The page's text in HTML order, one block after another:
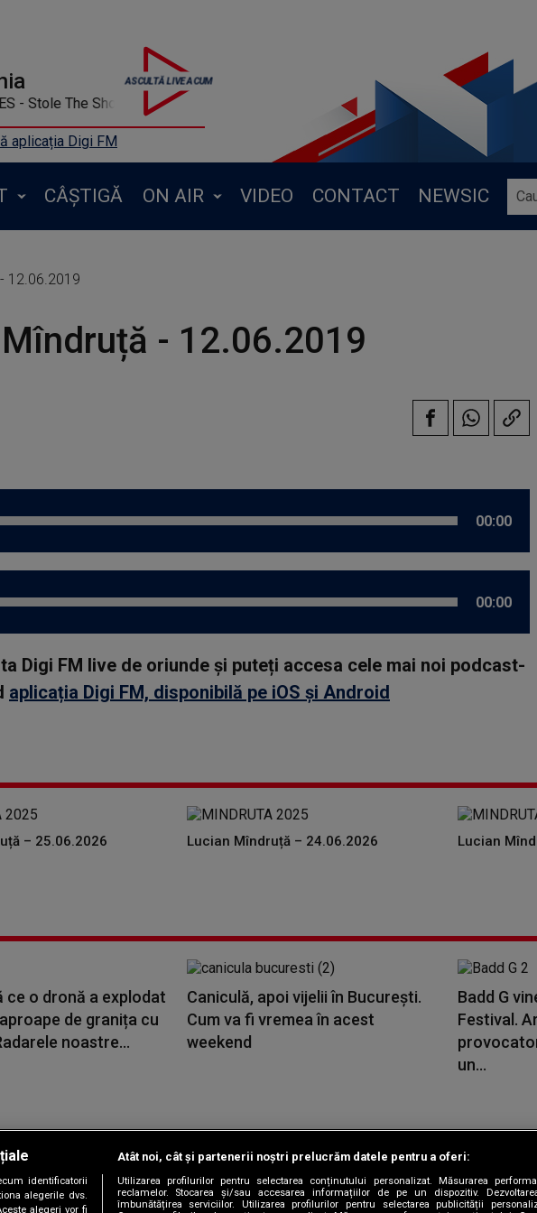
Stole The Show
aplicația Digi FM
CÂȘTIGĂ ON AIR VIDEO CONTACT NEWSIC
12.06.2019
- 12.06.2019
00:00
00:00
Digi FM live de oriunde și puteți accesa cele mai noi podcast-
aplicația Digi FM, disponibilă pe iOS și Android
– 25.06.2026 Lucian Mîndruță – 24.06.2026 Lucian
ce o dronă a explodat
de granița cu
noastre...
Caniculă, apoi vijelii în București.
Cum va fi vremea în acest
weekend
Badd G
Festival.
un...
Copyright © 2026 / DIGI ROMANIA S.A.
Termeni și condiții |Politica de confidențialitate|Contact/Info| Codul etic|Sitemap
identificatorii
alegerile dvs.
alegeri vor fi
Atât noi, cât și partenerii noștri prelucrăm datele pentru a oferi:
Utilizarea profilurilor pentru selectarea conținutului personalizat. Măsurarea
reclamelor. Stocarea și/sau accesarea informațiilor de pe un dispozitiv.
îmbunătățirea serviciilor. Utilizarea profilurilor pentru selectarea publicității